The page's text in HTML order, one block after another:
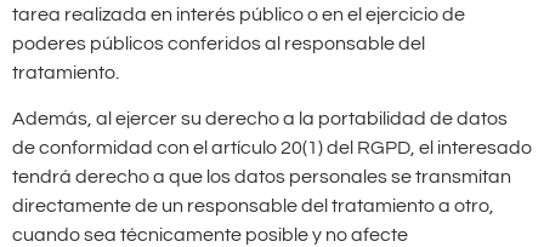
tarea realizada en interés público o en el ejercicio de
poderes públicos conferidos al responsable del
tratamiento.
Además, al ejercer su derecho a la portabilidad de datos
de conformidad con el artículo 20(1) del RGPD, el interesado
tendrá derecho a que los datos personales se transmitan
directamente de un responsable del tratamiento a otro,
cuando sea técnicamente posible y no afecte